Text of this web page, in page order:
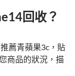
回收？
薦青蘋果3c，貼
商品的狀況，描